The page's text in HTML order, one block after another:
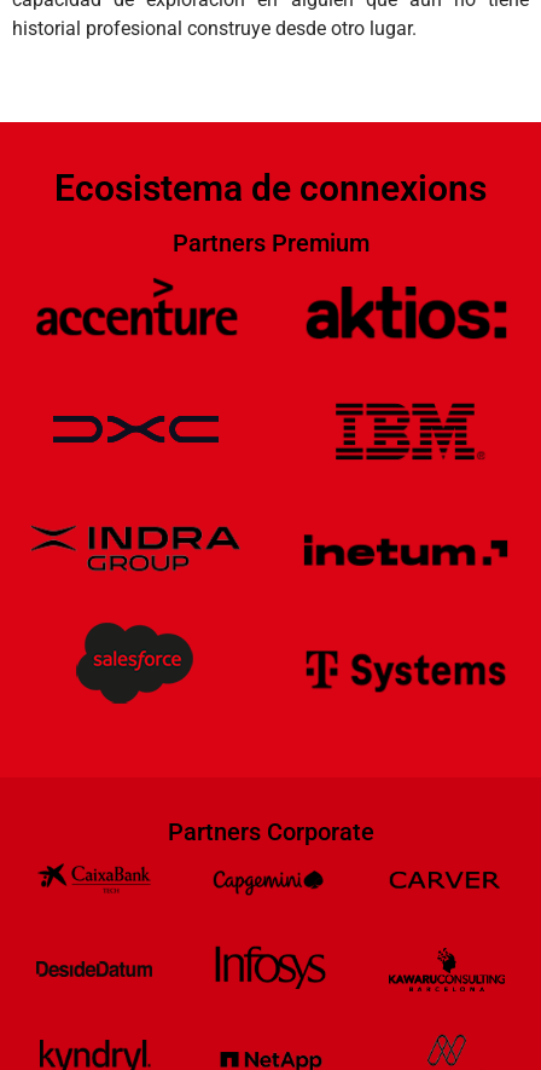
historial profesional construye desde otro lugar.
Ecosistema de connexions
Partners Premium
Partners Corporate